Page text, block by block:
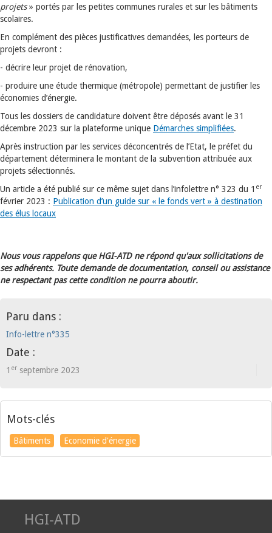
projets» portés par les petites communes rurales et sur les bâtiments
scolaires.
En complément des pièces justificatives demandées, les porteurs de
projets devront :
- décrire leur projet de rénovation,
- produire une étude thermique (métropole) permettant de justifier les
économies d’énergie.
Tous les dossiers de candidature doivent être déposés avant le 31
décembre 2023 sur la plateforme unique Démarches simplifiées.
Après instruction par les services déconcentrés de l’Etat, le préfet du
département déterminera le montant de la subvention attribuée aux
projets sélectionnés.
Un article a été publié sur ce même sujet dans l’infolettre n° 323 du 1 er
février 2023 : Publication d’un guide sur « le fonds vert » à destination
des élus locaux
Nous vous rappelons que HGI-ATD ne répond qu'aux sollicitations de
ses adhérents. Toute demande de documentation, conseil ou assistance
ne respectant pas cette condition ne pourra aboutir.
Paru dans :
Info-lettre n°335
Date :
1 er septembre 2023
Mots-clés
Bâtiments Economie d'énergie
HGI-ATD